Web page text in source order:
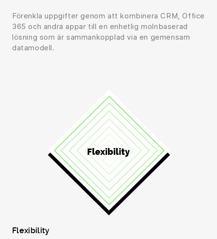
Förenkla uppgifter genom att kombinera CRM, Office
365 och andra appar till en enhetlig molnbaserad
lösning som är sammankopplad via en gemensam
datamodell.
Flexibility